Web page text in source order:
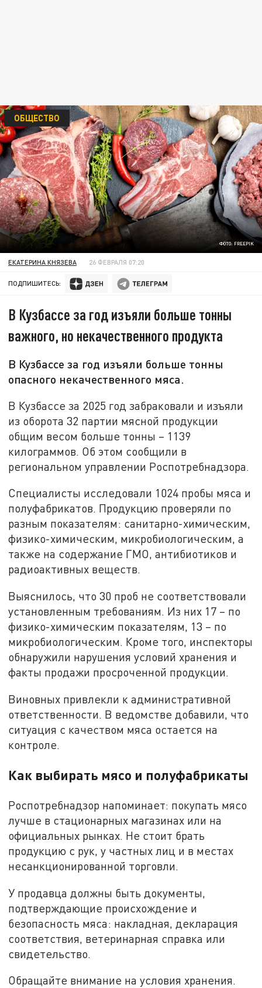
ФОТО: FREEPIK
ОБЩЕСТВО
ЕКАТЕРИНА КНЯЗЕВА 26 ФЕВРАЛЯ 07:20
ПОДПИШИТЕСЬ:
В Кузбассе за год изъяли больше тонны
важного, но некачественного продукта
В Кузбассе за год изъяли больше тонны
опасного некачественного мяса.
В Кузбассе за 2025 год забраковали и изъяли
из оборота 32 партии мясной продукции
общим весом больше тонны – 1139
килограммов. Об этом сообщили в
региональном управлении Роспотребнадзора.
Специалисты исследовали 1024 пробы мяса и
полуфабрикатов. Продукцию проверяли по
разным показателям: санитарно-химическим,
физико-химическим, микробиологическим, а
также на содержание ГМО, антибиотиков и
радиоактивных веществ.
Выяснилось, что 30 проб не соответствовали
установленным требованиям. Из них 17 – по
физико-химическим показателям, 13 – по
микробиологическим. Кроме того, инспекторы
обнаружили нарушения условий хранения и
факты продажи просроченной продукции.
Виновных привлекли к административной
ответственности. В ведомстве добавили, что
ситуация с качеством мяса остается на
контроле.
Как выбирать мясо и полуфабрикаты
Роспотребнадзор напоминает: покупать мясо
лучше в стационарных магазинах или на
официальных рынках. Не стоит брать
продукцию с рук, у частных лиц и в местах
несанкционированной торговли.
У продавца должны быть документы,
подтверждающие происхождение и
безопасность мяса: накладная, декларация
соответствия, ветеринарная справка или
свидетельство.
Обращайте внимание на условия хранения.